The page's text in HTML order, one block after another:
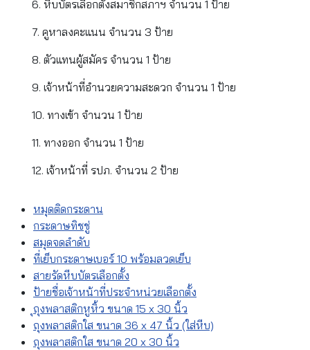
6. หีบบัตรเลือกตั้งสมาชิกสภาฯ จำนวน 1 ป้าย
7. คูหาลงคะแนน จำนวน 3 ป้าย
8. ตัวแทนผู้สมัคร จำนวน 1 ป้าย
9. เจ้าหน้าที่อำนวยความสะดวก จำนวน 1 ป้าย
10. ทางเข้า จำนวน 1 ป้าย
11. ทางออก จำนวน 1 ป้าย
12. เจ้าหน้าที่ รปภ. จำนวน 2 ป้าย
หมุดติดกระดาน
กระดาษทิชชู่
สมุดจดลำดับ
ที่เย็บกระดาษเบอร์ 10 พร้อมลวดเย็บ
สายรัดหีบบัตรเลือกตั้ง
ป้ายชื่อเจ้าหน้าที่ประจำหน่วยเลือกตั้ง
ุถุงพลาสติกหูหิ้ว ขนาด 15 x 30 นิ้ว
ถุงพลาสติกใส ขนาด 36 x 47 นิ้ว (ใส่หีบ)
ถุงพลาสติกใส ขนาด 20 x 30 นิ้ว